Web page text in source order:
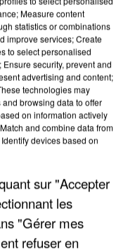
MAFIA
Measure content
statistics or combinations
improve services; Create
to select personalised
security, prevent and
advertising and content;
technologies may
browsing data to offer
on information actively
and combine data from
devices based on
sur "Accepter
les
"Gérer mes
refuser en